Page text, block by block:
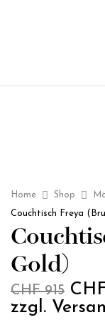
Home Shop
Couchtisch Freya
Gold)
CHF915
zzgl.